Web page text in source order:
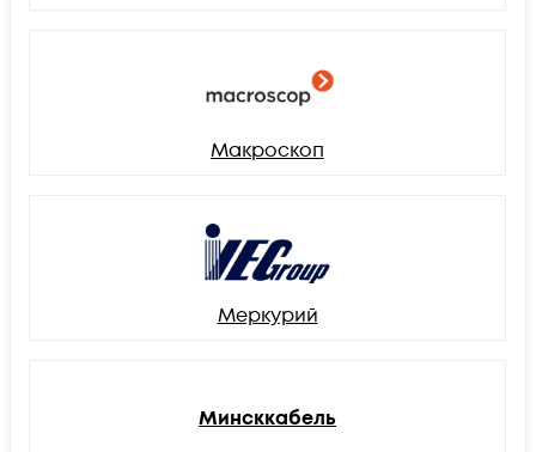
Макроскоп
Меркурий
Минсккабель